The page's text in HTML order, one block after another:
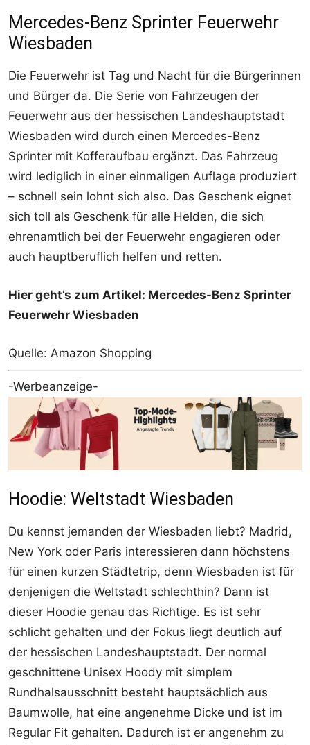
Mercedes-Benz Sprinter Feuerwehr
Wiesbaden
Die Feuerwehr ist Tag und Nacht für die Bürgerinnen
und Bürger da. Die Serie von Fahrzeugen der
Feuerwehr aus der hessischen Landeshauptstadt
Wiesbaden wird durch einen Mercedes-Benz
Sprinter mit Kofferaufbau ergänzt. Das Fahrzeug
wird lediglich in einer einmaligen Auflage produziert
– schnell sein lohnt sich also. Das Geschenk eignet
sich toll als Geschenk für alle Helden, die sich
ehrenamtlich bei der Feuerwehr engagieren oder
auch hauptberuflich helfen und retten.
Hier geht’s zum Artikel: Mercedes-Benz Sprinter
Feuerwehr Wiesbaden
Quelle: Amazon Shopping
-Werbeanzeige-
Hoodie: Weltstadt Wiesbaden
Du kennst jemanden der Wiesbaden liebt? Madrid,
New York oder Paris interessieren dann höchstens
für einen kurzen Städtetrip, denn Wiesbaden ist für
denjenigen die Weltstadt schlechthin? Dann ist
dieser Hoodie genau das Richtige. Es ist sehr
schlicht gehalten und der Fokus liegt deutlich auf
der hessischen Landeshauptstadt. Der normal
geschnittene Unisex Hoody mit simplem
Rundhalsausschnitt besteht hauptsächlich aus
Baumwolle, hat eine angenehme Dicke und ist im
Regular Fit gehalten. Dadurch ist er angenehm zu